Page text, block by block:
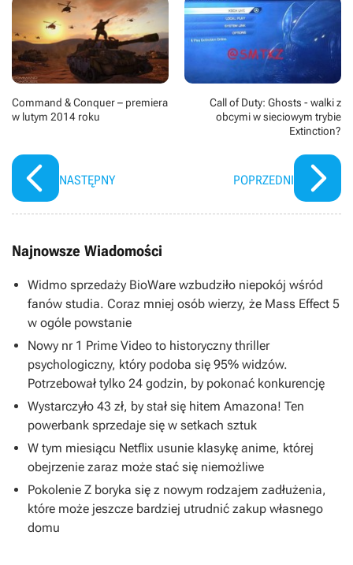
Command & Conquer – premiera
w lutym 2014 roku
NASTĘPNY
Call of Duty: Ghosts - walki z
obcymi w sieciowym trybie
Extinction?
POPRZEDNI
Najnowsze Wiadomości
Widmo sprzedaży BioWare wzbudziło niepokój wśród
fanów studia. Coraz mniej osób wierzy, że Mass Effect 5
w ogóle powstanie
Nowy nr 1 Prime Video to historyczny thriller
psychologiczny, który podoba się 95% widzów.
Potrzebował tylko 24 godzin, by pokonać konkurencję
Wystarczyło 43 zł, by stał się hitem Amazona! Ten
powerbank sprzedaje się w setkach sztuk
W tym miesiącu Netflix usunie klasykę anime, której
obejrzenie zaraz może stać się niemożliwe
Pokolenie Z boryka się z nowym rodzajem zadłużenia,
które może jeszcze bardziej utrudnić zakup własnego
domu